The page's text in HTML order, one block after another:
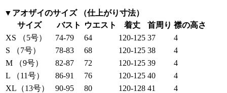
▼アオザイのサイズ （仕上がり寸法）
サイズ
バスト ウエスト 着丈 首周り 襟の高さ
XS （5号）
74-79 64 120-125 37
4
S （7号）
78-83 68 120-125 38
4
M （9号）
82-87 72 120-125 39
4
L （11号）
86-91 76 120-125 40
4
XL（13号）
90-95 80 120-128 41
4